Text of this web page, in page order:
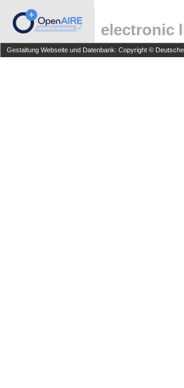
electronic
Gestaltung Webseite und Datenbank: Copyright ©